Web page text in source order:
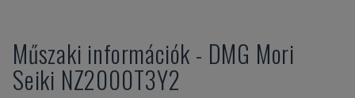
Műszaki információk - DMG Mori
Seiki NZ2000T3Y2